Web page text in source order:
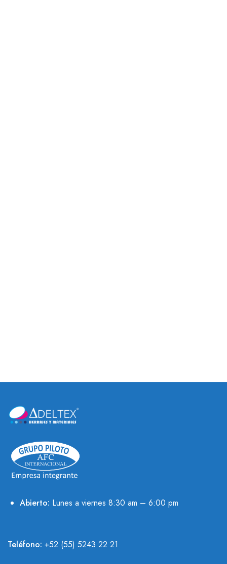
Abierto: Lunes a viernes 8:30 am – 6:00 pm
Teléfono: +52 (55) 5243 22 21